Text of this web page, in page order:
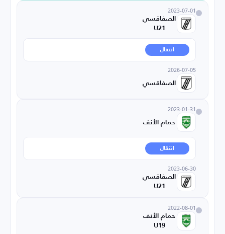
2023-07-01
الصفاقسي
U21
انتقال
2026-07-05
الصفاقسي
2023-01-31
حمام الأنف
انتقال
2023-06-30
الصفاقسي
U21
2022-08-01
حمام الأنف
U19